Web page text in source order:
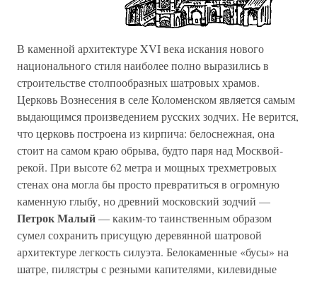
В каменной архитектуре XVI века искания нового
национального стиля наиболее полно выразились в
строительстве столпообразных шатровых храмов.
Церковь Вознесения в селе Коломенском является самым
выдающимся произведением русских зодчих. Не верится,
что церковь построена из кирпича: белоснежная, она
стоит на самом краю обрыва, будто паря над Москвой-
рекой. При высоте 62 метра и мощных трехметровых
стенах она могла бы просто превратиться в огромную
каменную глыбу, но древний московский зодчий —
Петрок Малый— каким-то таинственным образом
сумел сохранить присущую деревянной шатровой
архитектуре легкость силуэта. Белокаменные «бусы» на
шатре, пилястры с резными капителями, килевидные